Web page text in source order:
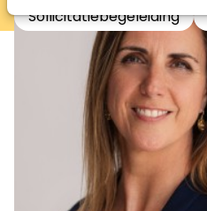
Sollicitatiebegeleiding